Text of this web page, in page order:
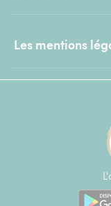
Les mentions